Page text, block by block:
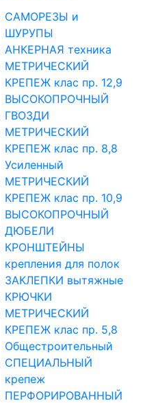
САМОРЕЗЫ и
ШУРУПЫ
АНКЕРНАЯ техника
МЕТРИЧЕСКИЙ
КРЕПЕЖ клас пр. 12,9
ВЫСОКОПРОЧНЫЙ
ГВОЗДИ
МЕТРИЧЕСКИЙ
КРЕПЕЖ клас пр. 8,8
Усиленный
МЕТРИЧЕСКИЙ
КРЕПЕЖ клас пр. 10,9
ВЫСОКОПРОЧНЫЙ
ДЮБЕЛИ
КРОНШТЕЙНЫ
крепления для полок
ЗАКЛЕПКИ вытяжные
КРЮЧКИ
МЕТРИЧЕСКИЙ
КРЕПЕЖ клас пр. 5,8
Общестроительный
СПЕЦИАЛЬНЫЙ
крепеж
ПЕРФОРИРОВАННЫЙ